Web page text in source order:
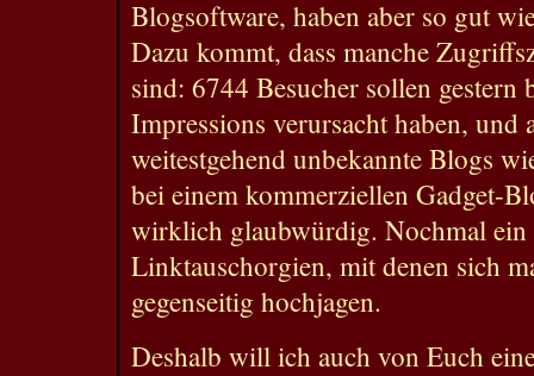
Blogsoftware, haben aber so gut
Dazu kommt, dass manche
sind: 6744 Besucher sollen gestern
Impressions verursacht haben,
weitestgehend unbekannte Blogs
bei einem kommerziellen Gadget-
wirklich glaubwürdig. Nochmal ein
Linktauschorgien, mit denen sich
gegenseitig hochjagen.
Deshalb will ich auch von Euch